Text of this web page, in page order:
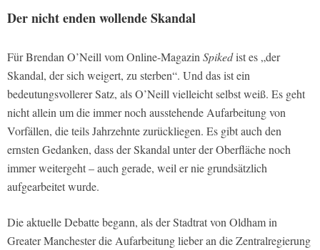
Der nicht enden wollende Skandal
Für Brendan O’Neill vom Online-Magazin Spikedist es „der
Skandal, der sich weigert, zu sterben“. Und das ist ein
bedeutungsvollerer Satz, als O’Neill vielleicht selbst weiß. Es geht
nicht allein um die immer noch ausstehende Aufarbeitung von
Vorfällen, die teils Jahrzehnte zurückliegen. Es gibt auch den
ernsten Gedanken, dass der Skandal unter der Oberfläche noch
immer weitergeht – auch gerade, weil er nie grundsätzlich
aufgearbeitet wurde.
Die aktuelle Debatte begann, als der Stadtrat von Oldham in
Greater Manchester die Aufarbeitung lieber an die Zentralregierung